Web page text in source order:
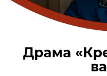
Драма